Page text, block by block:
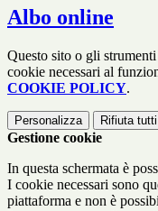
Albo online
Questo sito o gli
cookie necessari al
COOKIE POLICY.
Personalizza Rifiuta tutti
Gestione cookie
In questa schermata è
I cookie necessari sono
piattaforma e non è